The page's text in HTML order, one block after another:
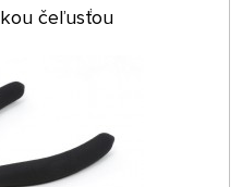
čeľusťou